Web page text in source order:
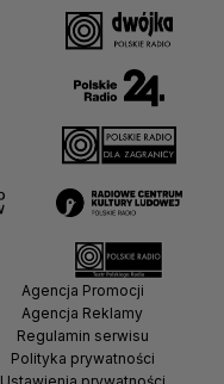
Agencja Promocji
Agencja Reklamy
Regulamin serwisu
Polityka prywatności